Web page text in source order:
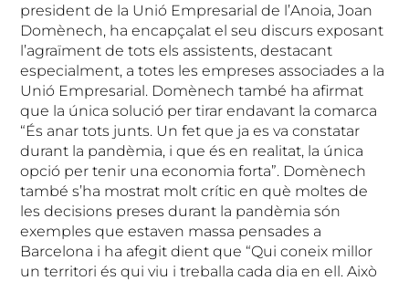
president de la Unió Empresarial de l’Anoia, Joan
Domènech, ha encapçalat el seu discurs exposant
l’agraïment de tots els assistents, destacant
especialment, a totes les empreses associades a la
Unió Empresarial. Domènech també ha afirmat
que la única solució per tirar endavant la comarca
“És anar tots junts. Un fet que ja es va constatar
durant la pandèmia, i que és en realitat, la única
opció per tenir una economia forta”. Domènech
també s’ha mostrat molt crític en què moltes de
les decisions preses durant la pandèmia són
exemples que estaven massa pensades a
Barcelona i ha afegit dient que “Qui coneix millor
un territori és qui viu i treballa cada dia en ell. Això